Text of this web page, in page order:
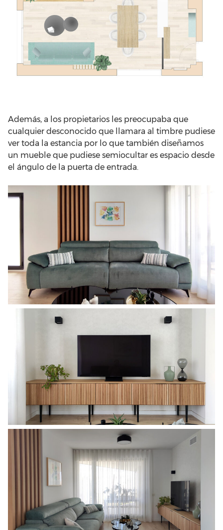
Además, a los propietarios les preocupaba que
cualquier desconocido que llamara al timbre pudiese
ver toda la estancia por lo que también diseñamos
un mueble que pudiese semiocultar es espacio desde
el ángulo de la puerta de entrada.